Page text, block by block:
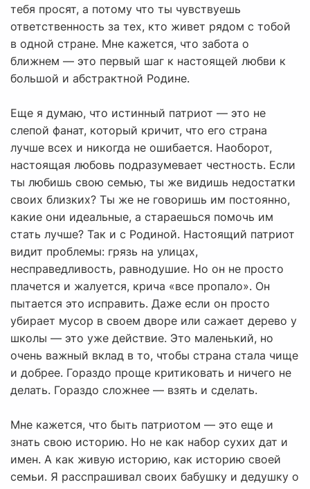
тебя просят, а потому что ты чувствуешь
ответственность за тех, кто живет рядом с тобой
в одной стране. Мне кажется, что забота о
ближнем — это первый шаг к настоящей любви к
большой и абстрактной Родине.
Еще я думаю, что истинный патриот — это не
слепой фанат, который кричит, что его страна
лучше всех и никогда не ошибается. Наоборот,
настоящая любовь подразумевает честность. Если
ты любишь свою семью, ты же видишь недостатки
своих близких? Ты же не говоришь им постоянно,
какие они идеальные, а стараешься помочь им
стать лучше? Так и с Родиной. Настоящий патриот
видит проблемы: грязь на улицах,
несправедливость, равнодушие. Но он не просто
плачется и жалуется, крича «все пропало». Он
пытается это исправить. Даже если он просто
убирает мусор в своем дворе или сажает дерево у
школы — это уже действие. Это маленький, но
очень важный вклад в то, чтобы страна стала чище
и добрее. Гораздо проще критиковать и ничего не
делать. Гораздо сложнее — взять и сделать.
Мне кажется, что быть патриотом — это еще и
знать свою историю. Но не как набор сухих дат и
имен. А как живую историю, как историю своей
семьи. Я расспрашивал своих бабушку и дедушку о